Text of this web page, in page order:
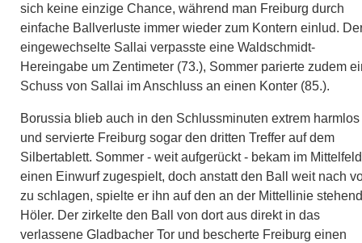
sich keine einzige Chance, während man Freiburg durch
einfache Ballverluste immer wieder zum Kontern einlud.
eingewechselte Sallai verpasste eine Waldschmidt-
Hereingabe um Zentimeter (73.), Sommer parierte zudem
Schuss von Sallai im Anschluss an einen Konter (85.).
Borussia blieb auch in den Schlussminuten extrem harmlos
und servierte Freiburg sogar den dritten Treffer auf dem
Silbertablett. Sommer - weit aufgerückt - bekam im Mittelfeld
einen Einwurf zugespielt, doch anstatt den Ball weit nach
zu schlagen, spielte er ihn auf den an der Mittellinie
Höler. Der zirkelte den Ball von dort aus direkt in das
verlassene Gladbacher Tor und bescherte Freiburg einen